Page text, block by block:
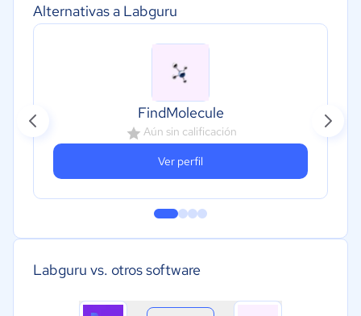
Alternativas a Labguru
FindMolecule
Aún sin calificación
Ver perfil
Labguru vs. otros software